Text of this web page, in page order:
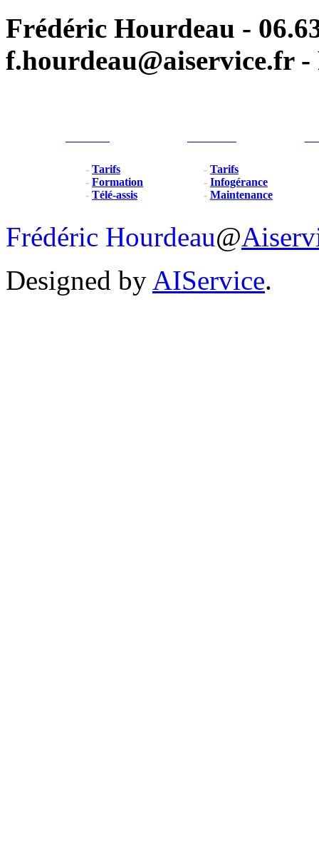
Frédéric Hourdeau -
f.hourdeau@aiservice.fr -
- Tarifs
- Formation
- Télé-assis
- Tarifs
- Infogérance
- Maintenance
Frédéric Hourdeau@
Designed by AIService.